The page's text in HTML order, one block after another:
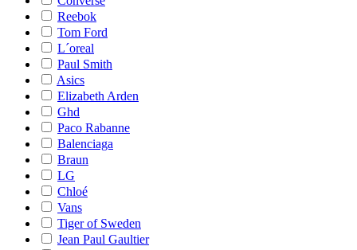
Reebok
Tom Ford
L´oreal
Paul Smith
Asics
Elizabeth Arden
Ghd
Paco Rabanne
Balenciaga
Braun
LG
Chloé
Vans
Tiger of Sweden
Jean Paul Gaultier